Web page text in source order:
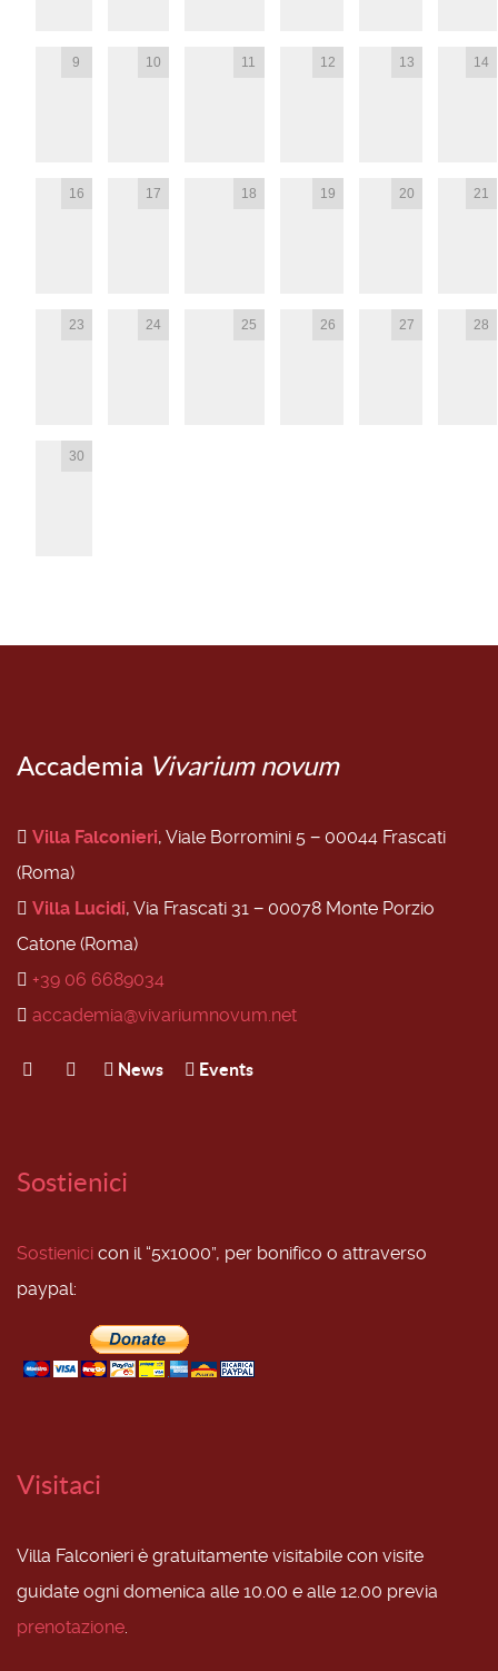
9 10 11 12 13 14
16 17 18 19 20 21
23 24 25 26 27 28
30
Accademia Vivarium novum
Villa Falconieri, Viale Borromini 5 − 00044 Frascati
(Roma)
Villa Lucidi, Via Frascati 31 − 00078 Monte Porzio
Catone (Roma)
+39 06 6689034
accademia@vivariumnovum.net
News Events
Sostienici
Sostienici con il “5x1000”, per bonifico o attraverso
paypal:
Visitaci
Villa Falconieri è gratuitamente visitabile con visite
guidate ogni domenica alle 10.00 e alle 12.00 previa
prenotazione.